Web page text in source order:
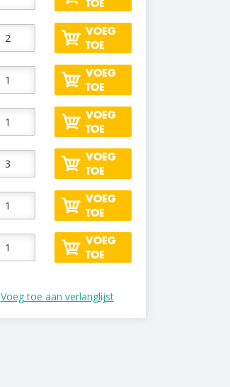
TOE
VOEG
TOE
VOEG
TOE
VOEG
TOE
VOEG
TOE
VOEG
TOE
VOEG
TOE
Voeg toe aan verlanglijst